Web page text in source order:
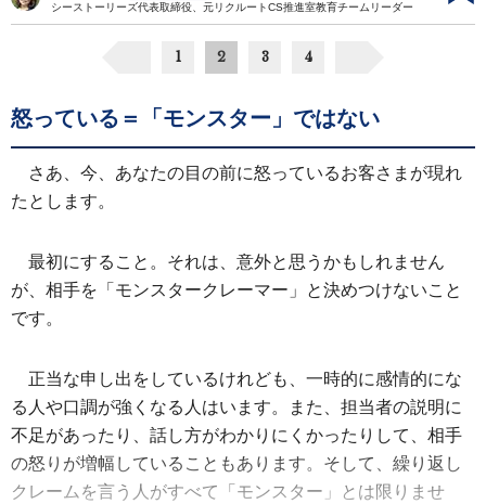
シーストーリーズ代表取締役、元リクルートCS推進室教育チームリーダー
1 2 3 4
怒っている＝「モンスター」ではない
さあ、今、あなたの目の前に怒っているお客さまが現れ
たとします。
最初にすること。それは、意外と思うかもしれません
が、相手を「モンスタークレーマー」と決めつけないこと
です。
正当な申し出をしているけれども、一時的に感情的にな
る人や口調が強くなる人はいます。また、担当者の説明に
不足があったり、話し方がわかりにくかったりして、相手
の怒りが増幅していることもあります。そして、繰り返し
クレームを言う人がすべて「モンスター」とは限りませ